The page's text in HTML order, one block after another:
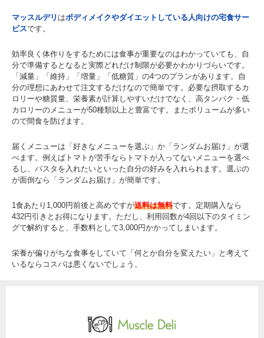
マッスルデリ はボディメイクやダイエットしている人向けの宅食サー
ビスです。
効率良く体作りをするためには食事が重要なのはわかっていても、自
分で準備するとなると実際どれだけ制限が必要かわかりづらいです。
「減量」「維持」「増量」「低糖質」の4つのプランがあります。自
分の理想にあわせて注文するだけなので簡単です。必要な摂取するカ
ロリーや糖質量、栄養素が計算しやすいだけでなく、高タンパク・低
カロリーのメニューが50種類以上と豊富です。またボリュームが多い
ので間食を防げます。
届くメニューは「好きなメニューを選ぶ」か「ランダムお届け」が選
べます。例えばトマトが苦手ならトマトが入ってないメニューを選べ
るし、パスタを入れたいといった自分の好みを入れられます。選ぶの
が面倒なら「ランダムお届け」が簡単です。
1食あたり1,000円前後と高めですが送料は無料です。定期購入なら
432円引きとお得になります。ただし、利用回数が4回以下のタイミン
グで解約すると、手数料として3,000円かかってしまいます。
栄養が偏りがちな食事をしていて「何とか自分を変えたい」と考えて
いるならコスパは悪くないでしょう。